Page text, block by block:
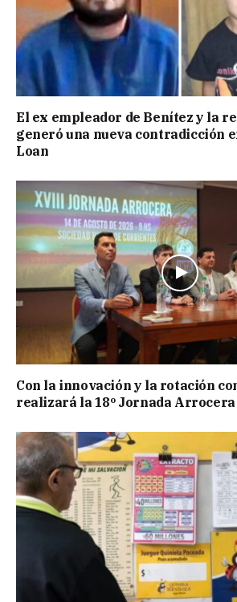
El ex empleador de Benítez y la
generó una nueva contradicción
Loan
Con la innovación y la rotación
realizará la 18º Jornada